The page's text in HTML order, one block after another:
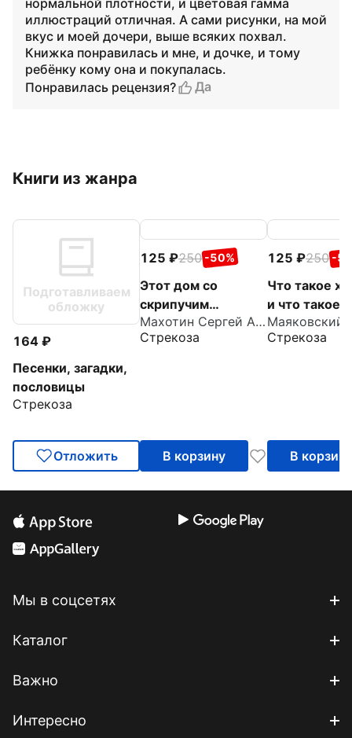
нормальной плотности, и цветовая гамма
иллюстраций отличная. А сами рисунки, на мой
вкус и моей дочери, выше всяких похвал.
Книжка понравилась и мне, и дочке, и тому
ребёнку кому она и покупалась.
Понравилась рецензия?
Да
Книги из жанра
Подготавливаем
обложку
164
Песенки, загадки,
пословицы
Стрекоза
Отложить
125 250 -50%
Этот дом со
скрипучим
крыльцом
Махотин Сергей Анатольевич
Стрекоза
В корзину
125 250 -
Что такое
и что такое
Стрекоза
В корзину
Мы в соцсетях
Каталог
Важно
Интересно